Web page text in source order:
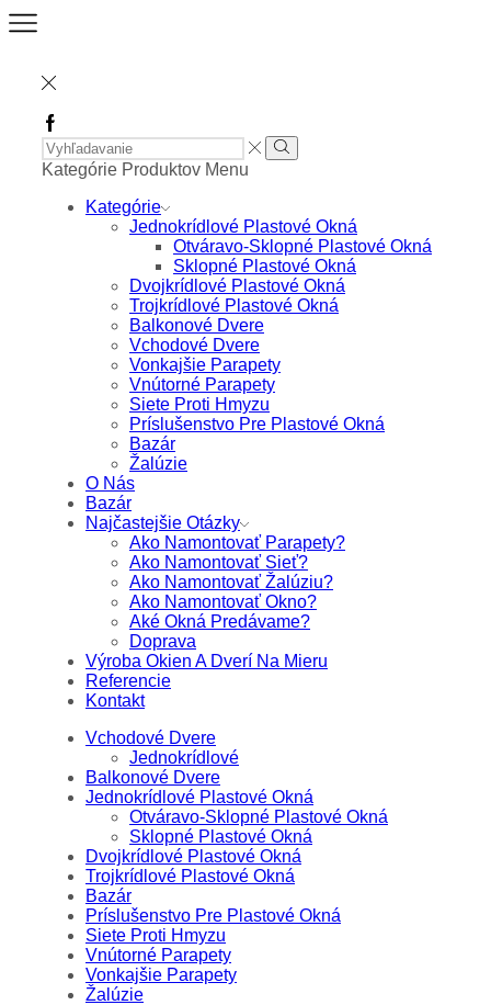
Facebook
Search
Input
Vyhľadávanie
Kategórie Produktov Menu
Kategórie
Jednokrídlové Plastové Okná
Otváravo-Sklopné Plastové Okná
Sklopné Plastové Okná
Dvojkrídlové Plastové Okná
Trojkrídlové Plastové Okná
Balkonové Dvere
Vchodové Dvere
Vonkajšie Parapety
Vnútorné Parapety
Siete Proti Hmyzu
Príslušenstvo Pre Plastové Okná
Bazár
Žalúzie
O Nás
Bazár
Najčastejšie Otázky
Ako Namontovať Parapety?
Ako Namontovať Sieť?
Ako Namontovať Žalúziu?
Ako Namontovať Okno?
Aké Okná Predávame?
Doprava
Výroba Okien A Dverí Na Mieru
Referencie
Kontakt
Vchodové Dvere
Jednokrídlové
Balkonové Dvere
Jednokrídlové Plastové Okná
Otváravo-Sklopné Plastové Okná
Sklopné Plastové Okná
Dvojkrídlové Plastové Okná
Trojkrídlové Plastové Okná
Bazár
Príslušenstvo Pre Plastové Okná
Siete Proti Hmyzu
Vnútorné Parapety
Vonkajšie Parapety
Žalúzie